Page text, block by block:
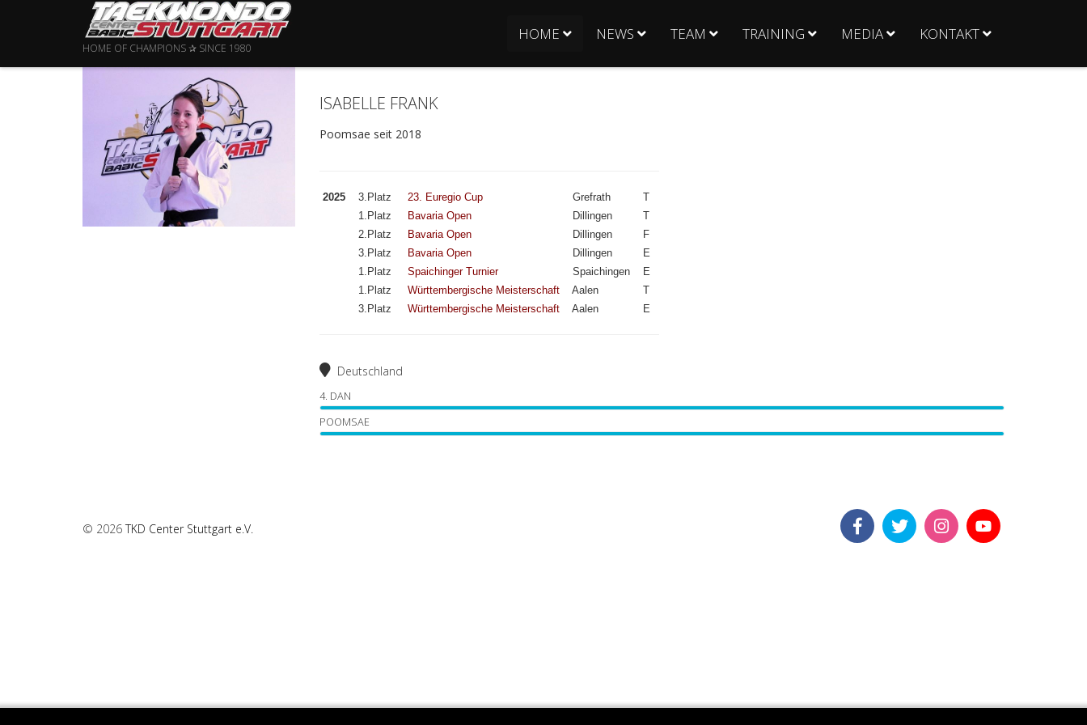
HOME OF CHAMPIONS ✰ SINCE 1980
HOME NEWS TEAM TRAINING MEDIA KONTAKT
ISABELLE FRANK
Poomsae seit 2018
2025 3.Platz 23. Euregio Cup Grefrath
T
1.Platz
Bavaria Open Dillingen
T
2.Platz
Bavaria Open Dillingen
F
3.Platz
Bavaria Open Dillingen
E
1.Platz
Spaichinger Turnier Spaichingen
E
1.Platz
Württembergische Meisterschaft Aalen
T
3.Platz
Württembergische Meisterschaft Aalen E
Deutschland
4. DAN
POOMSAE
© 2026TKD Center Stuttgart e.V.